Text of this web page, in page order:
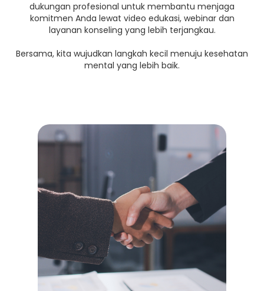
dukungan profesional untuk membantu menjaga
komitmen Anda lewat video edukasi, webinar dan
layanan konseling yang lebih terjangkau.
Bersama, kita wujudkan langkah kecil menuju kesehatan
mental yang lebih baik.